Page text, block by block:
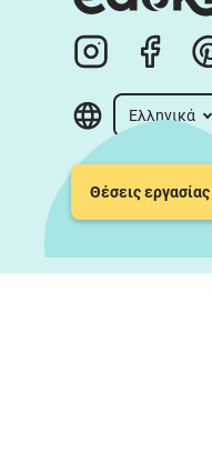
Ελληνικά
Θέσεις εργασίας